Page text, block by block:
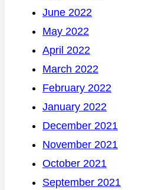
June 2022
May 2022
April 2022
March 2022
February 2022
January 2022
December 2021
November 2021
October 2021
September 2021